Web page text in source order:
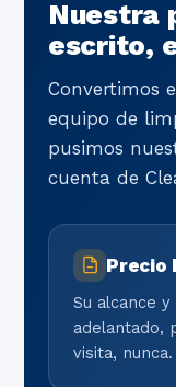
Nuestra
escrito,
Convertimos
equipo de
pusimos
cuenta de
Precio
Su alcance
adelantado,
visita, nunca.